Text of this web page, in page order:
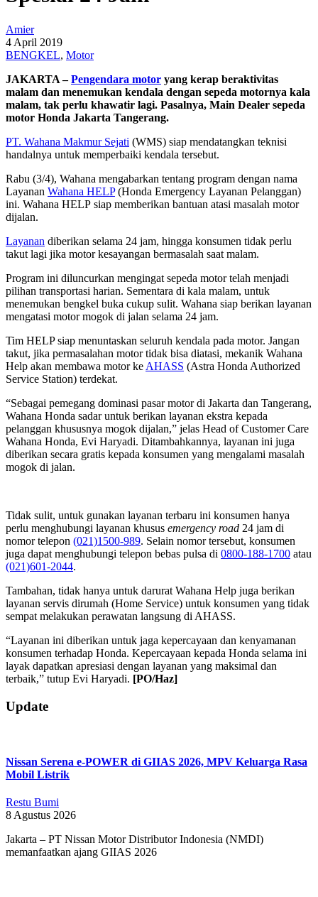
Amier
4 April 2019
BENGKEL, Motor
JAKARTA –Pengendara motor yang kerap beraktivitas
malam dan menemukan kendala dengan sepeda motornya kala
malam, tak perlu khawatir lagi. Pasalnya, Main Dealer sepeda
motor Honda Jakarta Tangerang.
PT. Wahana Makmur Sejati (WMS) siap mendatangkan teknisi
handalnya untuk memperbaiki kendala tersebut.
Rabu (3/4), Wahana mengabarkan tentang program dengan nama
Layanan Wahana HELP(Honda Emergency Layanan Pelanggan)
ini. Wahana HELP siap memberikan bantuan atasi masalah motor
dijalan.
Layanan diberikan selama 24 jam, hingga konsumen tidak perlu
takut lagi jika motor kesayangan bermasalah saat malam.
Program ini diluncurkan mengingat sepeda motor telah menjadi
pilihan transportasi harian. Sementara di kala malam, untuk
menemukan bengkel buka cukup sulit. Wahana siap berikan layanan
mengatasi motor mogok di jalan selama 24 jam.
Tim HELP siap menuntaskan seluruh kendala pada motor. Jangan
takut, jika permasalahan motor tidak bisa diatasi, mekanik Wahana
Help akan membawa motor ke AHASS (Astra Honda Authorized
Service Station) terdekat.
“Sebagai pemegang dominasi pasar motor di Jakarta dan Tangerang,
Wahana Honda sadar untuk berikan layanan ekstra kepada
pelanggan khususnya mogok dijalan,” jelas Head of Customer Care
Wahana Honda, Evi Haryadi. Ditambahkannya, layanan ini juga
diberikan secara gratis kepada konsumen yang mengalami masalah
mogok di jalan.
Tidak sulit, untuk gunakan layanan terbaru ini konsumen hanya
perlu menghubungi layanan khusus emergency road 24 jam di
nomor telepon (021)1500-989. Selain nomor tersebut, konsumen
juga dapat menghubungi telepon bebas pulsa di 0800-188-1700 atau
(021)601-2044.
Tambahan, tidak hanya untuk darurat Wahana Help juga berikan
layanan servis dirumah (Home Service) untuk konsumen yang tidak
sempat melakukan perawatan langsung di AHASS.
“Layanan ini diberikan untuk jaga kepercayaan dan kenyamanan
konsumen terhadap Honda. Kepercayaan kepada Honda selama ini
layak dapatkan apresiasi dengan layanan yang maksimal dan
terbaik,” tutup Evi Haryadi. [PO/Haz]
2019-
04-
Update
Nissan Serena e-POWER di GIIAS 2026, MPV Keluarga Rasa
Mobil Listrik
Restu Bumi
8 Agustus 2026
Jakarta – PT Nissan Motor Distributor Indonesia (NMDI)
memanfaatkan ajang GIIAS 2026